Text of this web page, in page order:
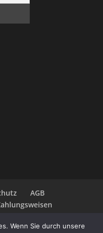
AGB
Wenn Sie durch unsere